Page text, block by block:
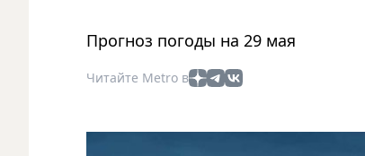
Прогноз погоды на 29 мая
Читайте Metro в